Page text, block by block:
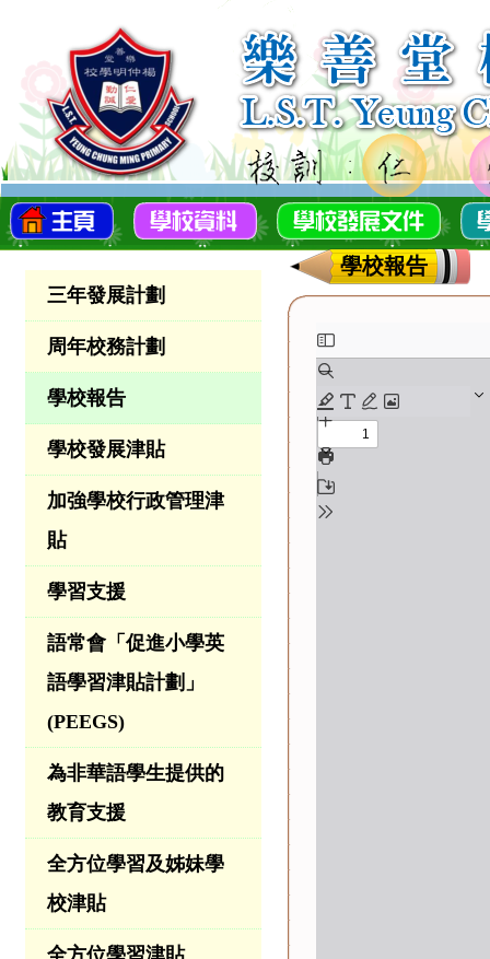
三年發展計劃
周年校務計劃
學校報告
學校發展津貼
加強學校行政管理津
貼
學習支援
語常會「促進小學英
語學習津貼計劃」
(PEEGS)
為非華語學生提供的
教育支援
全方位學習及姊妹學
校津貼
全方位學習津貼
學校報告